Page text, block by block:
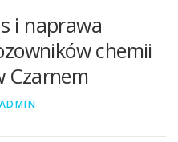
W CAŁEJ POLSCE
i naprawa
chemii
Czarnem
ADMIN